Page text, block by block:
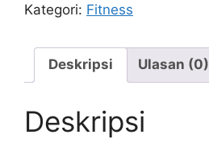
Kategori: Fitness
Deskripsi Ulasan (0)
Deskripsi